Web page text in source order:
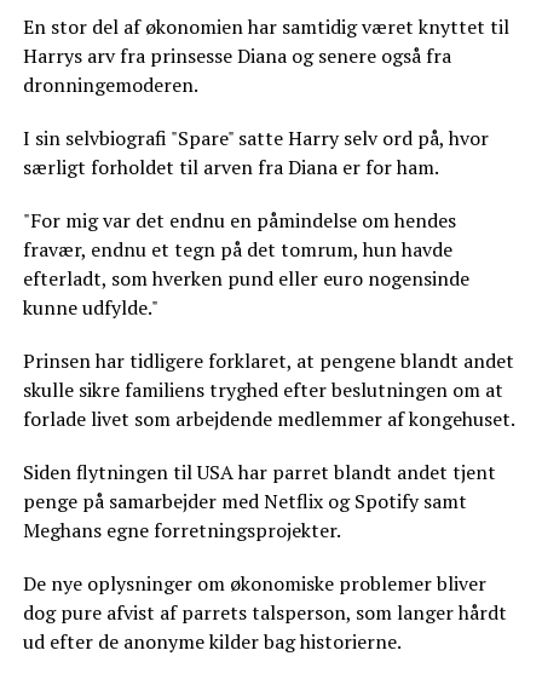
En stor del af økonomien har samtidig været knyttet til
Harrys arv fra prinsesse Diana og senere også fra
dronningemoderen.
I sin selvbiografi "Spare" satte Harry selv ord på, hvor
særligt forholdet til arven fra Diana er for ham.
"For mig var det endnu en påmindelse om hendes
fravær, endnu et tegn på det tomrum, hun havde
efterladt, som hverken pund eller euro nogensinde
kunne udfylde."
Prinsen har tidligere forklaret, at pengene blandt andet
skulle sikre familiens tryghed efter beslutningen om at
forlade livet som arbejdende medlemmer af kongehuset.
Siden flytningen til USA har parret blandt andet tjent
penge på samarbejder med Netflix og Spotify samt
Meghans egne forretningsprojekter.
De nye oplysninger om økonomiske problemer bliver
dog pure afvist af parrets talsperson, som langer hårdt
ud efter de anonyme kilder bag historierne.